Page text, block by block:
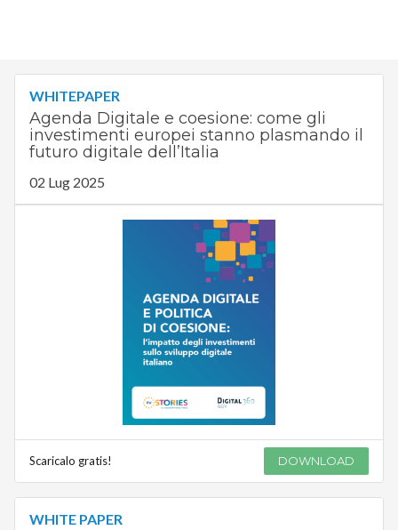
WHITEPAPER
Agenda Digitale e coesione: come gli
investimenti europei stanno plasmando il
futuro digitale dell’Italia
02 Lug 2025
Scaricalo gratis! DOWNLOAD
WHITE PAPER